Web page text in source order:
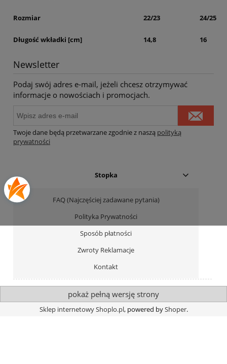
Rozmiar 22/23 24/25
Długość wkładki [cm] 14,8 16
Newsletter
Podaj swój adres e-mail, jeżeli chcesz otrzymywać
informacje o nowościach i promocjach.
Twoje dane będą przetwarzane zgodnie z naszą polityką
prywatności
Stopka
FAQ (Najczęściej zadawane pytania)
Polityka Prywatności
Sposób płatności
Zwroty Reklamacje
Kontakt
pokaż pełną wersję strony
Sklep internetowy Shoplo.pl, powered byShoper.